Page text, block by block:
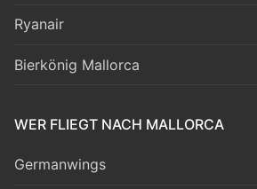
Ryanair
Bierkönig Mallorca
WER FLIEGT NACH MALLORCA
Germanwings